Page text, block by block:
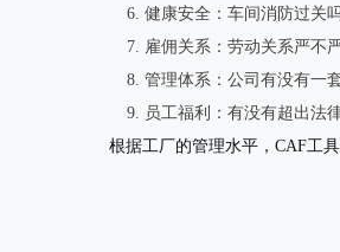
健康安全 ：车间消防过关
雇佣关系 ：劳动关系严不
管理体系 ：公司有没有一
员工福利
：有没有超出法
根据工厂的管理水平，CAF工